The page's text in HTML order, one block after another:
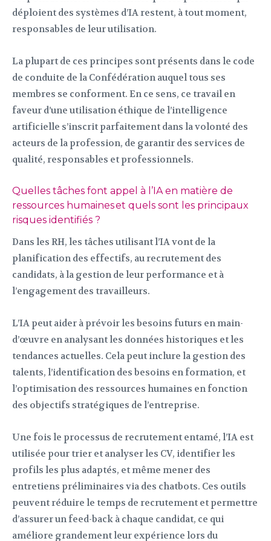
déploient des systèmes d’IA restent, à tout moment,
responsables de leur utilisation.
La plupart de ces principes sont présents dans le code
de conduite de la Confédération auquel tous ses
membres se conforment. En ce sens, ce travail en
faveur d’une utilisation éthique de l’intelligence
artificielle s’inscrit parfaitement dans la volonté des
acteurs de la profession, de garantir des services de
qualité, responsables et professionnels.
Quelles tâches font appel à l’IA en matière de
ressources humaines et quels sont les principaux
risques identifiés ?
Dans les RH, les tâches utilisant l’IA vont de la
planification des effectifs, au recrutement des
candidats, à la gestion de leur performance et à
l’engagement des travailleurs.
L’IA peut aider à prévoir les besoins futurs en main-
d’œuvre en analysant les données historiques et les
tendances actuelles. Cela peut inclure la gestion des
talents, l’identification des besoins en formation, et
l’optimisation des ressources humaines en fonction
des objectifs stratégiques de l’entreprise.
Une fois le processus de recrutement entamé, l’IA est
utilisée pour trier et analyser les CV, identifier les
profils les plus adaptés, et même mener des
entretiens préliminaires via des chatbots. Ces outils
peuvent réduire le temps de recrutement et permettre
d’assurer un feed-back à chaque candidat, ce qui
améliore grandement leur expérience lors du